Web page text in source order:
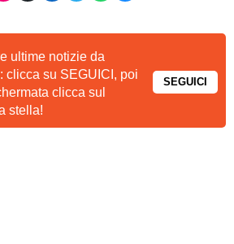
ultime notizie da
: clicca su SEGUICI, poi
clicca sul
stella!
SEGUICI